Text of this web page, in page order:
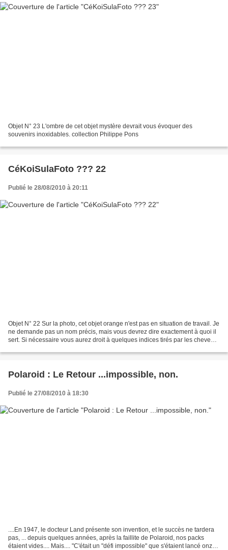
Objet N° 23 L'ombre de cet objet mystère devrait vous évoquer des
souvenirs inoxidables. collection Philippe Pons
CéKoiSulaFoto ??? 22
Publié le 28/08/2010 à 20:11
Objet N° 22 Sur la photo, cet objet orange n'est pas en situation de travail. Je
ne demande pas un nom précis, mais vous devrez dire exactement à quoi il
sert. Si nécessaire vous aurez droit à quelques indices tirés par les cheveux
Polaroid : Le Retour ...impossible, non.
Publié le 27/08/2010 à 18:30
....En 1947, le docteur Land présente son invention, et le succès ne tardera
pas, ... depuis quelques années, après la faillite de Polaroid, nos packs
étaient vides.... Mais.... "C'était un "défi impossible" que s'étaient lancé onze